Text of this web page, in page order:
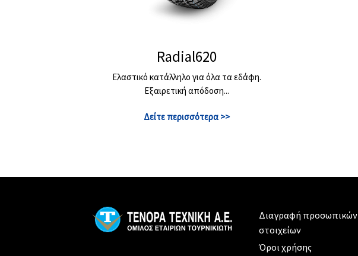
Radial620
Ελαστικό κατάλληλο για όλα τα εδάφη.
Εξαιρετική απόδοση...
Δείτε περισσότερα >>
Διαγραφή προσωπικών
στοιχείων
Όροι χρήσης